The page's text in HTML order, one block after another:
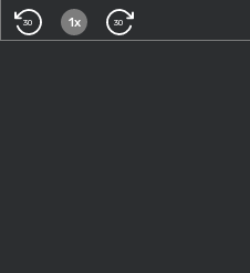
30 1x 30